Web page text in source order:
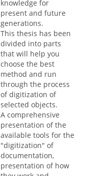
knowledge for
present and future
generations.
This thesis has been
divided into parts
that will help you
choose the best
method and run
through the process
of digitization of
selected objects.
A comprehensive
presentation of the
available tools for the
"digitization" of
documentation,
presentation of how